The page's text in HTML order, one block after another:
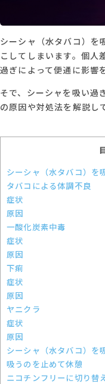
シーシャ（水タバコ）を
こしてしまいます。個人
過ぎによって便通に影響
そで、シーシャを吸い過
の原因や対処法を解説し
シーシャ（水タバコ）を
タバコによる体調不良
症状
原因
一酸化炭素中毒
症状
原因
下痢
症状
原因
ヤニクラ
症状
原因
シーシャ（水タバコ）を
吸うのを止めて休憩
ニコチンフリーに切り替